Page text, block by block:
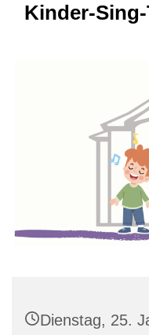
Kinder-
Dienstag, 25.